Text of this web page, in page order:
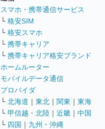
スマホ・携帯通信サービス
└ 格安SIM
└ 格安スマホ
└ 携帯キャリア
└ 携帯キャリア格安ブランド
ホームルーター
モバイルデータ通信
プロバイダ
└ 北海道 ｜ 東北 ｜ 関東 ｜ 東海
└ 甲信越・北陸 ｜ 近畿 ｜ 中国
└ 四国 ｜ 九州・沖縄